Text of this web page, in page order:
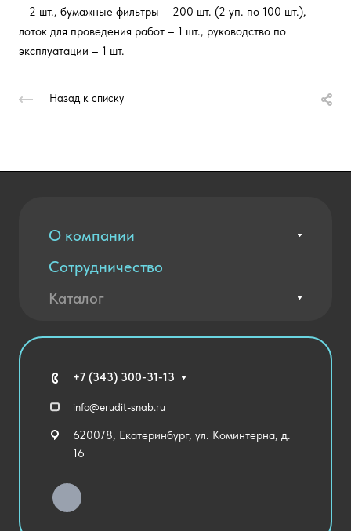
– 2 шт., бумажные фильтры – 200 шт. (2 уп. по 100 шт.),
лоток для проведения работ – 1 шт., руководство по
эксплуатации – 1 шт.
Назад к списку
О компании
Вакансии
Контакты
Благодарственные письма
Сотрудничество
Оплата и доставка
Каталог
Технические средства обучения
Спортивный зал
Уличное оборудование
Хозяйственные Товары
+7 (343) 300-31-13
info@erudit-snab.ru
620078, Екатеринбург, ул. Коминтерна, д.
16